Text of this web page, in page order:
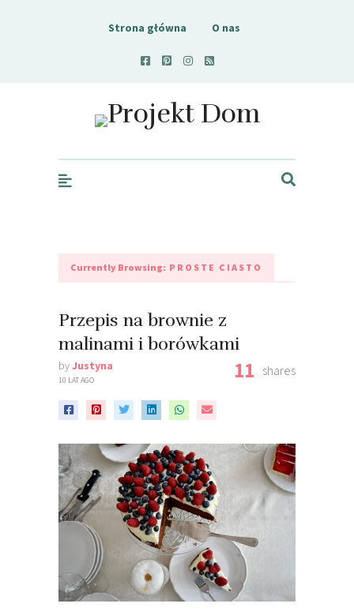
Strona główna O nas
Projekt Dom
Currently Browsing: PROSTE CIASTO
Przepis na brownie z
malinami i borówkami
byJustyna
10 LAT AGO 11 shares